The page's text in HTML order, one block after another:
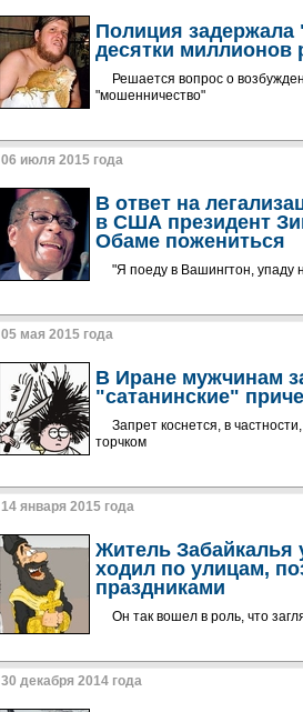
Полиция
десятки миллионов
Решается вопрос о
"мошенничество"
06 июля 2015 года
В ответ на
в США президент
Обаме пожениться
"Я поеду в Вашингтон, упаду
05 мая 2015 года
В Иране мужчинам
"сатанинские"
Запрет коснется, в
торчком
14 января 2015 года
Житель Забайкалья
ходил по улицам,
праздниками
Он так вошел в роль, что
30 декабря 2014 года